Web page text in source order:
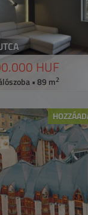
HUF
• 89 m2